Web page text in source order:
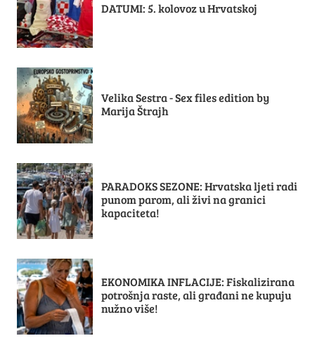
DATUMI: 5. kolovoz u Hrvatskoj
Velika Sestra - Sex files edition by
Marija Štrajh
PARADOKS SEZONE: Hrvatska ljeti radi
punom parom, ali živi na granici
kapaciteta!
EKONOMIKA INFLACIJE: Fiskalizirana
potrošnja raste, ali građani ne kupuju
nužno više!